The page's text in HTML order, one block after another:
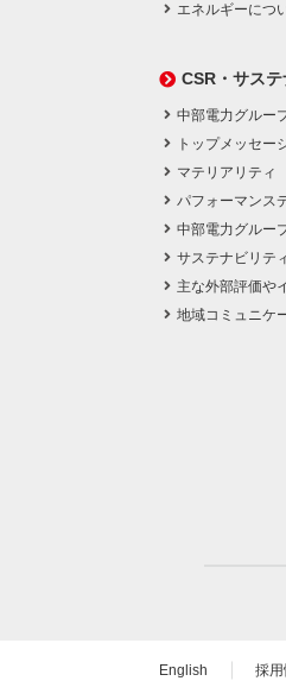
エネルギーにつ
CSR・サス
中部電力グルー
トップメッセー
マテリアリティ
パフォーマンス
中部電力グルー
サステナビリテ
主な外部評価や
地域コミュニケ
English 採